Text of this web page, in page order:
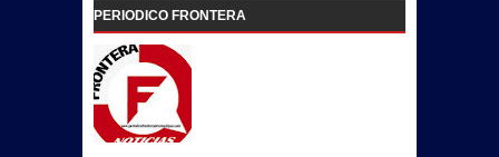
PERIODICO FRONTERA